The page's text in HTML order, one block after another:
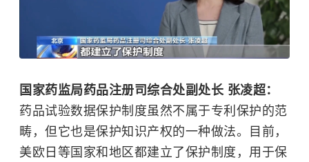
国家药监局药品注册司综合处副处长 张凌超：
药品试验数据保护制度虽然不属于专利保护的范
畴，但它也是保护知识产权的一种做法。目前，
美欧日等国家和地区都建立了保护制度，用于保